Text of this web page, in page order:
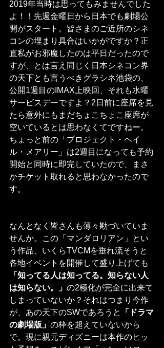
2019年当時は思ってもみませんでした
よ！！先週金曜日から日本でも劇場公
開がスタート。皆さまのご近所のシネ
コンの埋まり具合はいかがですか？正
直私がお邪魔したのは平日だったので
すが、とは言え同じく日本シネコン界
の天下とも言うべきグラシネ池袋の、
公開1週目のIMAX上映回、それも水曜
サービスデーですよ？2日前に座席を見
たら意外にもまだちょこちょこ座席が
空いているとは思わなくてですねー。
ちょっと前の「プロジェクト・ヘイ
ル・メアリー」は2週目になっても予約
開始と同時に即完していたので、まさ
かチケット取れると思わなかったので
す。
なんとなく皆さんも薄々勘づいていま
せんか。この「マンダロリアン」とい
う作品、いくらTVCMを垂れ流そうと
各地イベントを開催して盛り上げても
「知ってる人は知ってる。知らない人
は知らない。」 の2極化が完全に出来て
しまっていないか？それはつまり今作
が、あの天下のSWであろうと
「ドラマ
の劇場版」 の枠を超えていないから
で。現に親元ディズニーは本作のヒッ